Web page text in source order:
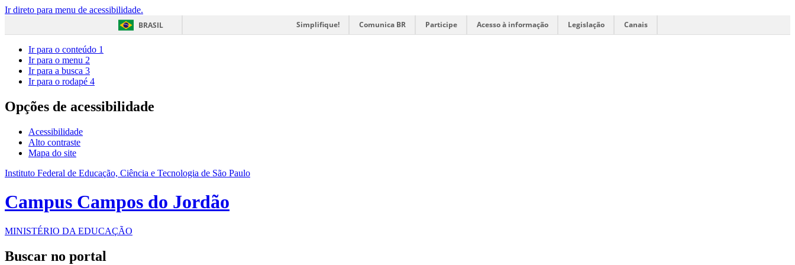
Ir direto para menu de acessibilidade.
BRASIL
Simplifique! Comunica BR Participe Acesso à informação Legislação Canais
Ir para o conteúdo 1
Ir para o menu 2
Ir para a busca 3
Ir para o rodapé 4
Opções de acessibilidade
Acessibilidade
Alto contraste
Mapa do site
Instituto Federal de Educação, Ciência e Tecnologia de São Paulo
Campus Campos do Jordão
MINISTÉRIO DA EDUCAÇÃO
Buscar no portal